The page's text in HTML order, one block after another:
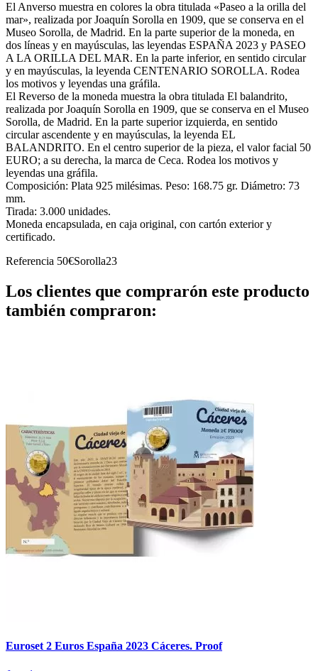
El Anverso muestra en colores la obra titulada «Paseo a la orilla del
mar», realizada por Joaquín Sorolla en 1909, que se conserva en el
Museo Sorolla, de Madrid. En la parte superior de la moneda, en
dos líneas y en mayúsculas, las leyendas ESPAÑA 2023 y PASEO
A LA ORILLA DEL MAR. En la parte inferior, en sentido circular
y en mayúsculas, la leyenda CENTENARIO SOROLLA. Rodea
los motivos y leyendas una gráfila.
El Reverso de la moneda muestra la obra titulada El balandrito,
realizada por Joaquín Sorolla en 1909, que se conserva en el Museo
Sorolla, de Madrid. En la parte superior izquierda, en sentido
circular ascendente y en mayúsculas, la leyenda EL
BALANDRITO. En el centro superior de la pieza, el valor facial 50
EURO; a su derecha, la marca de Ceca. Rodea los motivos y
leyendas una gráfila.
Composición: Plata 925 milésimas. Peso: 168.75 gr. Diámetro: 73
mm.
Tirada: 3.000 unidades.
Moneda encapsulada, en caja original, con cartón exterior y
certificado.
Referencia 50€Sorolla23
Los clientes que comprarón este producto
también compraron:
Euroset 2 Euros España 2023 Cáceres. Proof